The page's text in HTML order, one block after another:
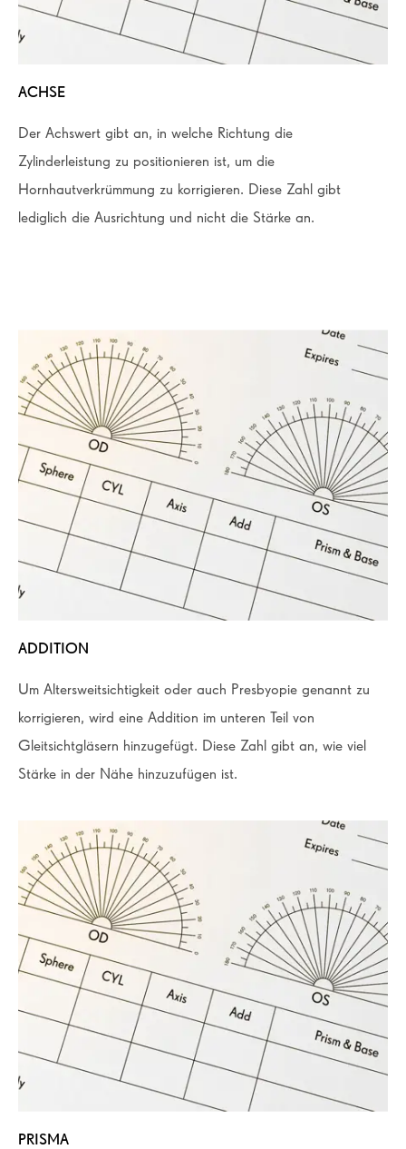
ACHSE
Der Achswert gibt an, in welche Richtung die
Zylinderleistung zu positionieren ist, um die
Hornhautverkrümmung zu korrigieren. Diese Zahl gibt
lediglich die Ausrichtung und nicht die Stärke an.
ADDITION
Um Altersweitsichtigkeit oder auch Presbyopie genannt zu
korrigieren, wird eine Addition im unteren Teil von
Gleitsichtgläsern hinzugefügt. Diese Zahl gibt an, wie viel
Stärke in der Nähe hinzuzufügen ist.
PRISMA